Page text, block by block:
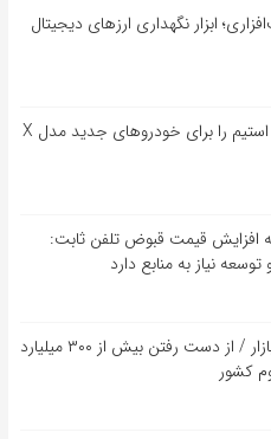
ابزار نگهداری ارزهای دیجیتال
تسلا سرویس گیمینگ استیم را برای خودروهای جدید مدل X
افزایش قیمت قبوض تلفن ثابت:
نیاز به منابع دارد
احتمال خروج رایتل از بازار / از دست رفتن بیش از ۳۰۰ میلیارد
کشور